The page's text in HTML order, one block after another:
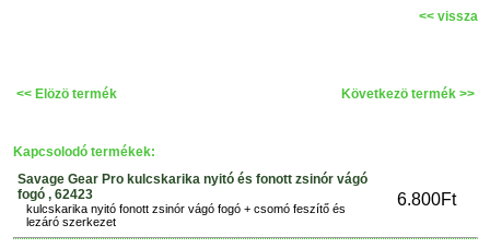
<< vissza
<< Elözö termék Következö termék >>
Kapcsolodó termékek:
Savage Gear Pro kulcskarika nyitó és fonott zsinór vágó
fogó , 62423
6.800Ft
kulcskarika nyitó fonott zsinór vágó fogó + csomó feszítő és
lezáró szerkezet